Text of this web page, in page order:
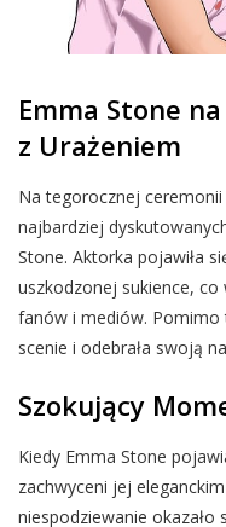
Emma Stone
z Urażeniem
Na tegorocznej
najbardziej
Stone. Aktorka pojawiła
uszkodzonej sukience, co
fanów i mediów. Pomimo
scenie i odebrała swoją
Szokujący
Kiedy Emma Stone
zachwyceni jej
niespodziewanie okazało